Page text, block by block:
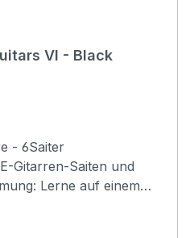
VI - Black
- 6Saiter
Gitarren-Saiten und
Lerne auf einem